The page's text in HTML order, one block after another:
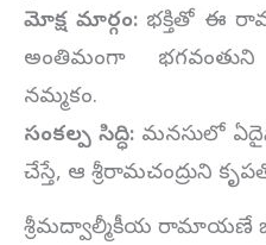
మోక్ష మార్గం:భక్తితో ఈ
అంతిమంగా భగవంతుని
నమ్మకం.
సంకల్ప సిద్ధి: మనసులో
చేస్తే, ఆ శ్రీరామచంద్రుని
శ్రీమద్వాల్మీకీయ రామాయణే